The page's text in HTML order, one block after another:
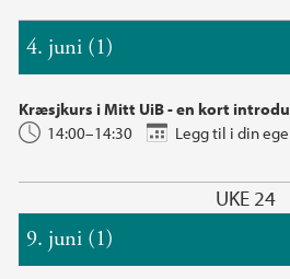
4. juni (1)
Kræsjkurs i Mitt UiB - en kort
14:00–14:30
Legg til i din
UKE 24
9. juni (1)